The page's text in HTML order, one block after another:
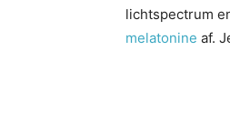
lichtspectrum
melatonine af.